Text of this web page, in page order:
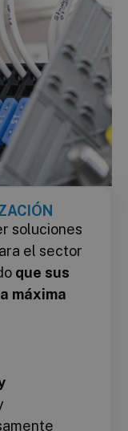
soluciones
el sector
que sus
máxima